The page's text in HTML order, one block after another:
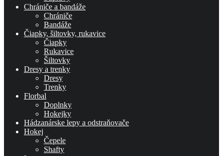
Chrániče a bandáže
Chrániče
Bandáže
Čiapky, šiltovky, rukavice
Čiapky
Rukavice
Šiltovky
Dresy a trenky
Dresy
Trenky
Florbal
Doplnky
Hokejky
Hádzanárske lepy a odstraňovače
Hokej
Čepele
Shafty